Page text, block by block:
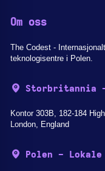
Om oss
The Codest -
teknologisentre i Polen.
Storbritannia
Kontor 303B, 182-184
London, England
Polen -